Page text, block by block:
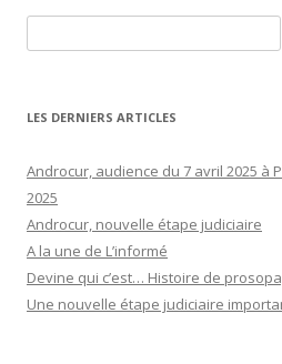
LES DERNIERS ARTICLES
Androcur, audience du 7 avril 2025 à
2025
Androcur, nouvelle étape judiciaire
A la une de L’informé
Devine qui c’est… Histoire de
Une nouvelle étape judiciaire